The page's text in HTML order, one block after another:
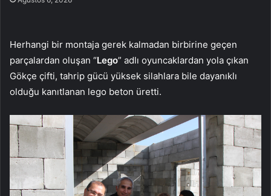
Herhangi bir montaja gerek kalmadan birbirine geçen
parçalardan oluşan “Lego” adlı oyuncaklardan yola çıkan
Gökçe çifti, tahrip gücü yüksek silahlara bile dayanıklı
olduğu kanıtlanan lego beton üretti.